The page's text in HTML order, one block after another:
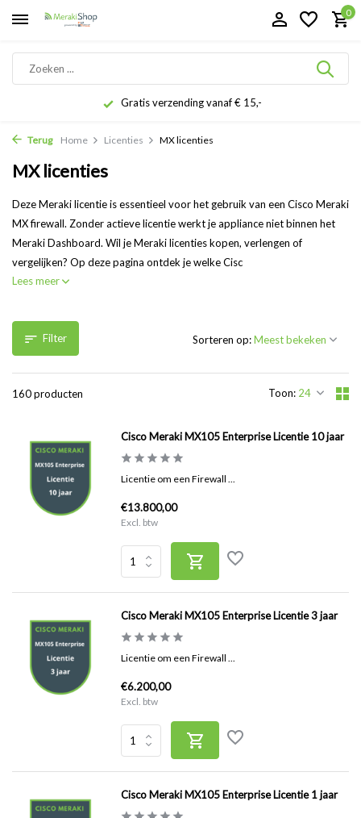
0
Gratis verzending vanaf € 15,-
Terug Home Licenties MX licenties
MX licenties
Deze Meraki licentie is essentieel voor het gebruik van een Cisco Meraki
MX firewall. Zonder actieve licentie werkt je appliance niet binnen het
Meraki Dashboard. Wil je Meraki licenties kopen, verlengen of
vergelijken? Op deze pagina ontdek je welke Cisc
Lees meer
Filter
160 producten Toon:
Sorteren op:
Cisco Meraki MX105 Enterprise Licentie 10 jaar
Licentie om een Firewall ...
€13.800,00
Excl. btw
Cisco Meraki MX105 Enterprise Licentie 3 jaar
Licentie om een Firewall ...
€6.200,00
Excl. btw
Cisco Meraki MX105 Enterprise Licentie 1 jaar